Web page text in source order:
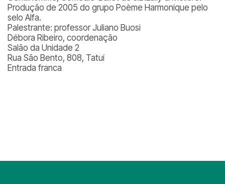
Produção de 2005 do grupo Poème Harmonique pelo
selo Alfa.
Palestrante: professor Juliano Buosi
Débora Ribeiro, coordenação
Salão da Unidade 2
Rua São Bento, 808, Tatuí
Entrada franca